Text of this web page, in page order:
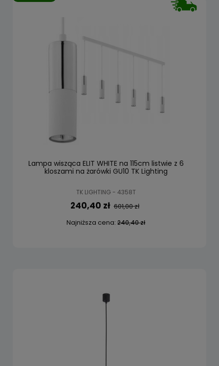
Lampa wisząca ELIT WHITE na 115cm listwie z 6
kloszami na żarówki GU10 TK Lighting
TK LIGHTING - 4358T
240,40 zł 601,00 zł
Najniższa cena: 240,40 zł